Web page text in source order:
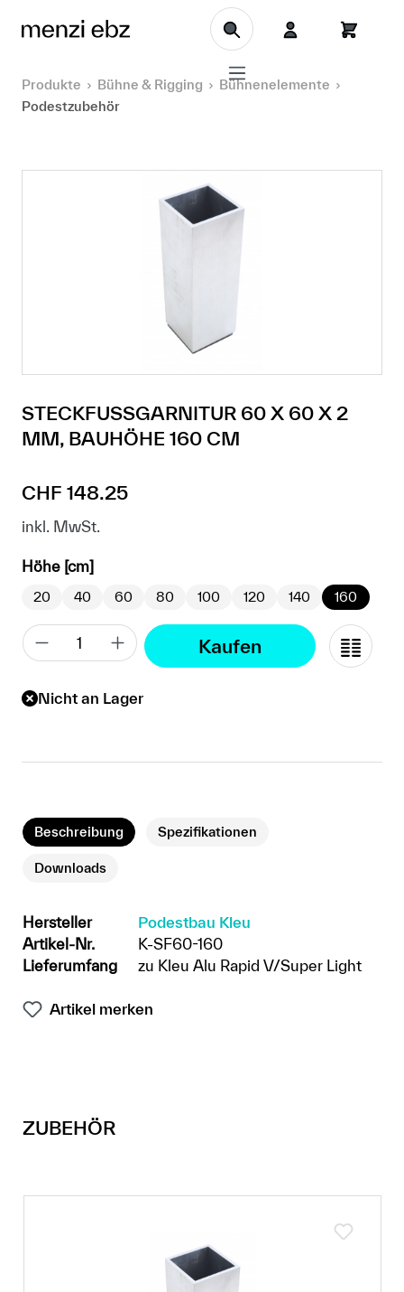
Zum Hauptinhalt springen
Produkte Bühne & Rigging
Bühnenelemente
Podestzubehör
STECKFUSSGARNITUR 60 X 60 X 2
MM, BAUHÖHE 160 CM
Regulärer Preis:
CHF 148.25
inkl. MwSt.
Höhe [cm]auswählen
20 40 60 80 100 120 140 160
Kaufen
Nicht an Lager
Beschreibung Spezifikationen
Downloads
Hersteller
Podestbau Kleu
Artikel-Nr.
K-SF60-160
Lieferumfang
zu Kleu Alu Rapid V/Super Light
Artikel merken
ZUBEHÖR